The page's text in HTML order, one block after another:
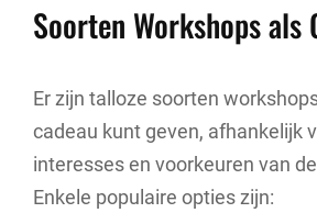
Soorten Workshops als
Er zijn talloze soorten
cadeau kunt geven, afhankelijk
interesses en voorkeuren van
Enkele populaire opties zijn: